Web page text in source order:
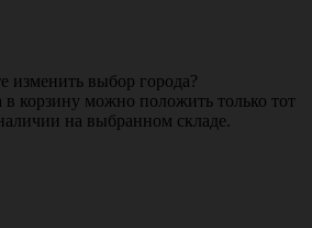
изменить выбор города?
корзину можно положить только тот
на выбранном складе.